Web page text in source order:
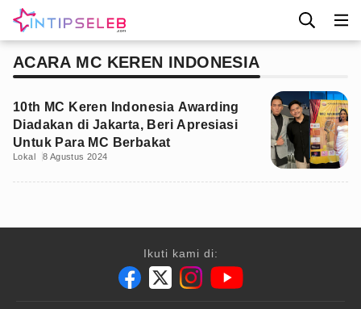
ACARA MC KEREN INDONESIA
10th MC Keren Indonesia Awarding
Diadakan di Jakarta, Beri Apresiasi
Untuk Para MC Berbakat
Lokal 8 Agustus 2024
Ikuti kami di: